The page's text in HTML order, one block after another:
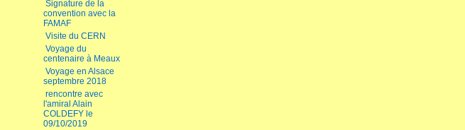
Signature de la
convention avec la
FAMAF
Visite du CERN
Voyage du
centenaire à Meaux
Voyage en Alsace
septembre 2018
rencontre avec
l'amiral Alain
COLDEFY le
09/10/2019